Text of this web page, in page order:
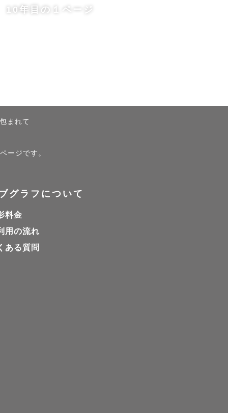
担いた
相談させ
10年目の１ページ
まれて
ージです。
グラフについて
料金
用の流れ
ある質問